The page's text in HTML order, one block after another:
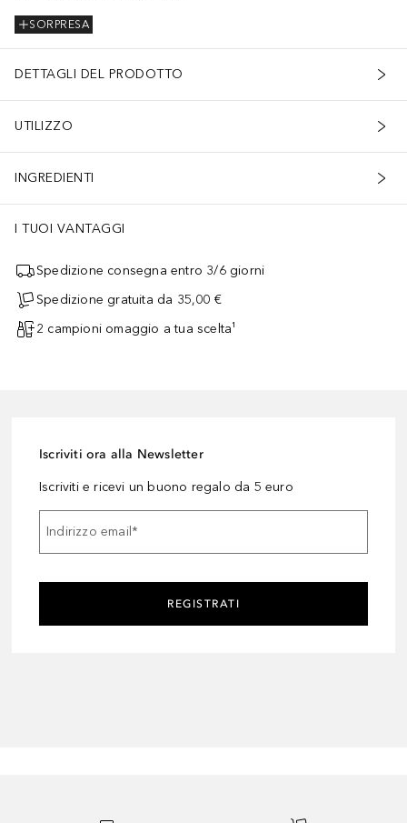
SORPRESA
DETTAGLI DEL PRODOTTO
UTILIZZO
INGREDIENTI
I TUOI VANTAGGI
Spedizione consegna entro 3/6 giorni
Spedizione gratuita da 35,00 €
2 campioni omaggio a tua scelta¹
Iscriviti ora alla Newsletter
Iscriviti e ricevi un buono regalo da 5 euro
Indirizzo email*
REGISTRATI